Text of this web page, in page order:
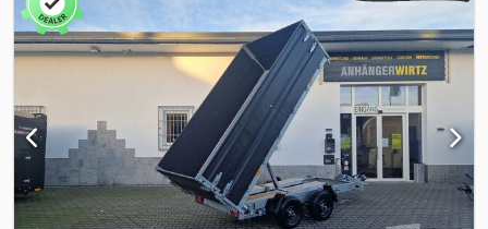
155/70R13C
80 százalék, pótkocsi fék:
fékezett pótkocsi, Gyártási év:2017, Hapert mélynyerges
utánfutó, 3,5 t. -> Használt gépszállító pótkocsi -> 19% ÁFA az
árban benne van és feltüntetésre kerül, 3 500,- € nettó -> Első
forgalomba helyezés: 2016.10.27. -> Következő műszaki: 2017.04. ->
Raktér mérete: 302 x 151 x 16 cm -> Megengedett össztömeg:
3500 kg -> Saját tömeg kb.: 728 kg -> ☝️ Egy darabból álló, extra
hosszú rámpa 196 cm -> Abroncsok: 155/70R12C – 80% ->
Alumínium cseppmintás lemez a padlón -> Masszív, süllyesztett
rögzítőfülek, 3-3 db jobbra és balra -> Műszakilag átvizsgált,